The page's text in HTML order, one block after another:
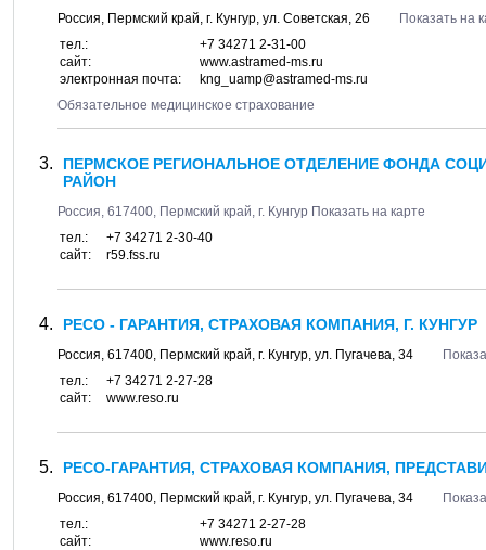
Россия, Пермский край, г. Кунгур, ул. Советская, 26
Показать на
тел.:
+7 34271 2-31-00
сайт:
www.astramed-ms.ru
электронная почта:
kng_uamp@astramed-ms.ru
Обязательное медицинское страхование
ПЕРМСКОЕ РЕГИОНАЛЬНОЕ ОТДЕЛЕНИЕ ФОНДА
РАЙОН
Россия, 617400, Пермский край, г. Кунгур Показать на карте
тел.:
+7 34271 2-30-40
сайт:
r59.fss.ru
РЕСО - ГАРАНТИЯ, СТРАХОВАЯ КОМПАНИЯ, Г. КУНГУР
Россия, 617400, Пермский край, г. Кунгур, ул. Пугачева, 34
тел.:
+7 34271 2-27-28
сайт:
www.reso.ru
РЕСО-ГАРАНТИЯ, СТРАХОВАЯ КОМПАНИЯ,
Россия, 617400, Пермский край, г. Кунгур, ул. Пугачева, 34
тел.:
+7 34271 2-27-28
сайт:
www.reso.ru